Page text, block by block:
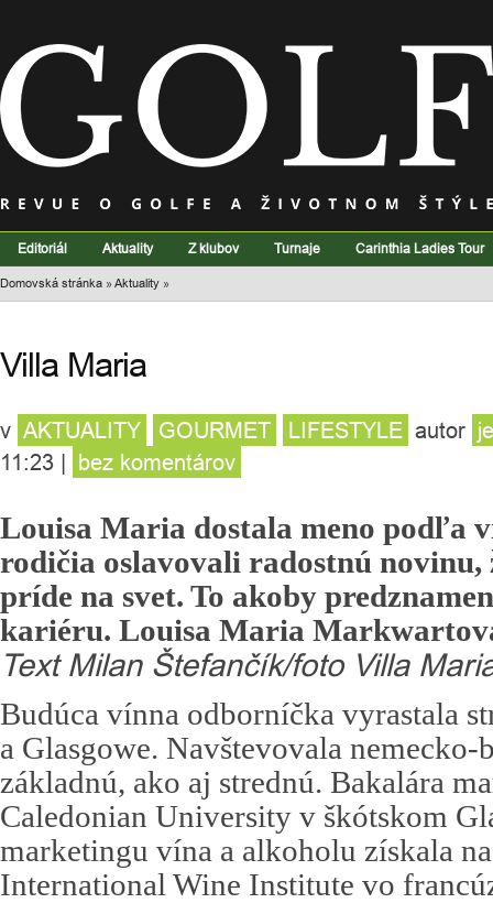
Editoriál Aktuality Z klubov Turnaje Carinthia Ladies Tour
Domovská stránka »Aktuality »
Villa Maria
v AKTUALITY GOURMET LIFESTYLE autor
11:23 | bez komentárov
Louisa Maria dostala meno podľa
rodičia oslavovali radostnú novinu,
príde na svet. To akoby
kariéru. Louisa Maria
Text Milan Štefančík/foto Villa
Budúca vínna odborníčka vyrastala
a Glasgowe. Navštevovala
základnú, ako aj strednú. Bakalára
Caledonian University v škótskom
marketingu vína a alkoholu získala
International Wine Institute vo